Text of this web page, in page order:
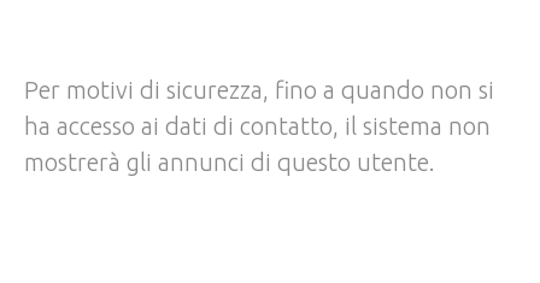
Per motivi di sicurezza, fino a quando non si
ha accesso ai dati di contatto, il sistema non
mostrerà gli annunci di questo utente.